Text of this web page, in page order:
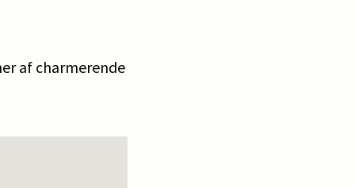
af charmerende